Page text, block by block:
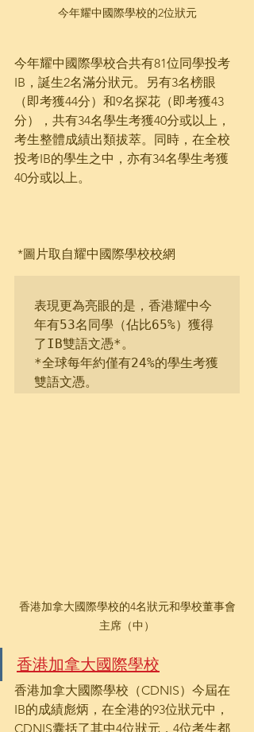
今年耀中國際學校的2位狀元
今年耀中國際學校合共有81位同學投考
IB，誕生2名滿分狀元。另有3名榜眼
（即考獲44分）和9名探花（即考獲43
分），共有34名學生考獲40分或以上，
考生整體成績出類拔萃。同時，在全校
投考IB的學生之中，亦有34名學生考獲
40分或以上。
*圖片取自耀中國際學校校網
表現更為亮眼的是，香港耀中今
年有53名同學（佔比65%）獲得
了IB雙語文憑*。
*全球每年約僅有24%的學生考獲
香港加拿大國際學校的4名狀元和學校董事會
主席（中）
香港加拿大國際學校
香港加拿大國際學校（CDNIS）今屆在
IB的成績彪炳，在全港的93位狀元中，
CDNIS囊括了其中4位狀元，4位考生都